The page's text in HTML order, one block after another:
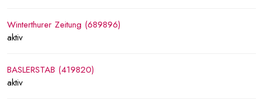
Winterthurer Zeitung (689896)
aktiv
BASLERSTAB (419820)
aktiv